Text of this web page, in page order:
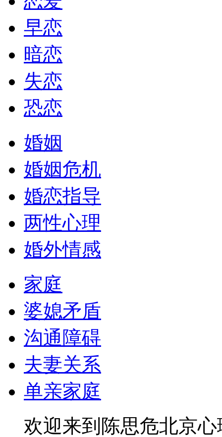
早恋
暗恋
失恋
恐恋
婚姻
婚姻危机
婚恋指导
两性心理
婚外情感
家庭
婆媳矛盾
沟通障碍
夫妻关系
单亲家庭
欢迎来到陈思危北京